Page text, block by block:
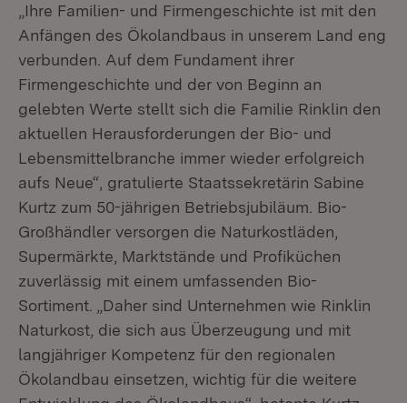
„Ihre Familien- und Firmengeschichte ist mit den
Anfängen des Ökolandbaus in unserem Land eng
verbunden. Auf dem Fundament ihrer
Firmengeschichte und der von Beginn an
gelebten Werte stellt sich die Familie Rinklin den
aktuellen Herausforderungen der Bio- und
Lebensmittelbranche immer wieder erfolgreich
aufs Neue“, gratulierte Staatssekretärin Sabine
Kurtz zum 50-jährigen Betriebsjubiläum. Bio-
Großhändler versorgen die Naturkostläden,
Supermärkte, Marktstände und Profiküchen
zuverlässig mit einem umfassenden Bio-
Sortiment. „Daher sind Unternehmen wie Rinklin
Naturkost, die sich aus Überzeugung und mit
langjähriger Kompetenz für den regionalen
Ökolandbau einsetzen, wichtig für die weitere